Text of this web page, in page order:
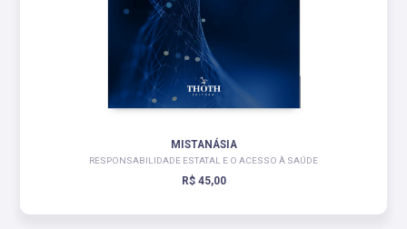
MISTANÁSIA
RESPONSABILIDADE ESTATAL E O ACESSO À SAÚDE
R$ 45,00